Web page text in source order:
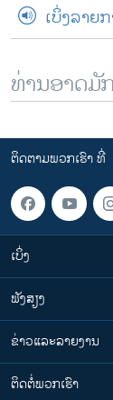
ເບິ່ງລາຍ
ທ່ານອາດມັ
ຕິດຕາມພວກເຮົາ ທີ່
ເບິ່ງ
ຟັງສຽງ
ຂ່າວແລະລາຍງານ
ຕິດຕໍ່ພວກເຮົາ